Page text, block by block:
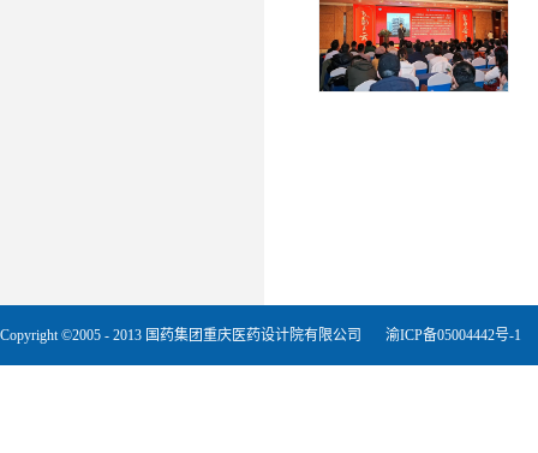
Copyright ©2005 - 2013 国药集团重庆医药设计院有限公司 渝ICP备05004442号-1